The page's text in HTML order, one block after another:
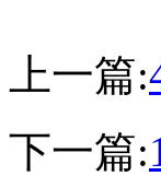
上一篇:
下一篇: